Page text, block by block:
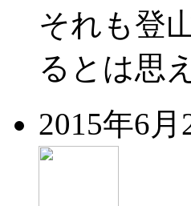
それも登
るとは思
2015年6月